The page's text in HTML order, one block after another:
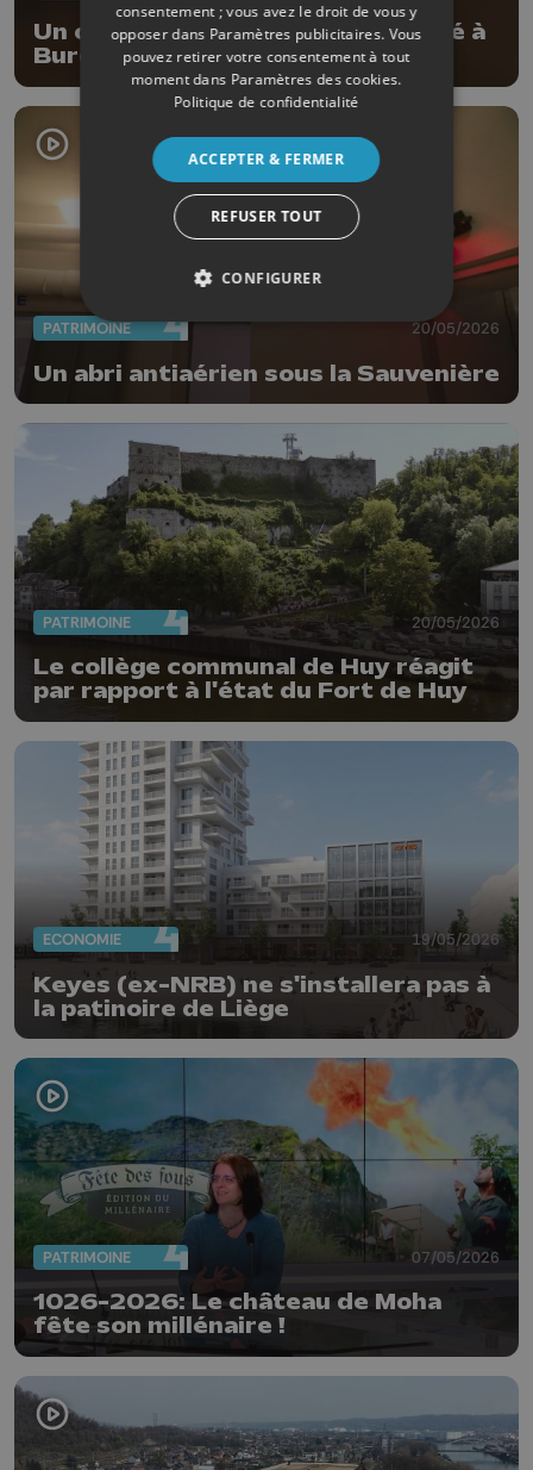
Un carnet du Patrimoine consacré à
Burdinne
PATRIMOINE 20/05/2026
Un abri antiaérien sous la Sauvenière
PATRIMOINE 20/05/2026
Le collège communal de Huy réagit
par rapport à l'état du Fort de Huy
ECONOMIE 19/05/2026
Keyes (ex-NRB) ne s'installera pas à
la patinoire de Liège
PATRIMOINE 07/05/2026
1026-2026: Le château de Moha
fête son millénaire !
consentement ; vous avez le droit de vous y
opposer dans Paramètres publicitaires. Vous
pouvez retirer votre consentement à tout
moment dans Paramètres des cookies.
Politique de confidentialité
ACCEPTER & FERMER
REFUSER TOUT
CONFIGURER